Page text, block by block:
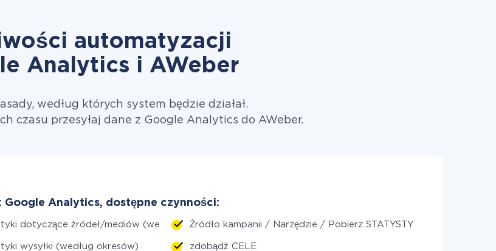
automatyzacji
Analytics i AWeber
według których system będzie działał.
czasu przesyłaj dane z Google Analytics do AWeber.
Google Analytics, dostępne czynności:
dotyczące źródeł/mediów (według okresu)Źródło kampanii / Narzędzie / Pobierz STATYSTYKI (według
wysyłki (według okresów) zdobądź CELE